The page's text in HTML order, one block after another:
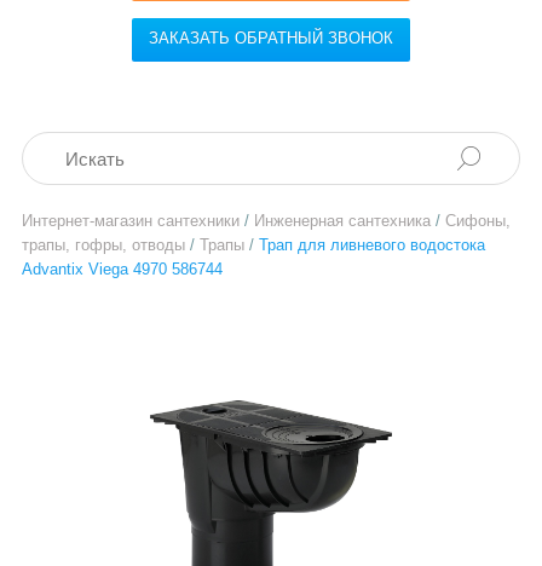
ЗАКАЗАТЬ ОБРАТНЫЙ ЗВОНОК
Интернет-магазин сантехники / Инженерная сантехника / Сифоны,
трапы, гофры, отводы / Трапы / Трап для ливневого водостока
Advantix Viega 4970 586744